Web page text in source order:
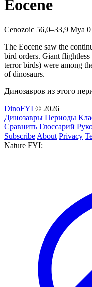
Eocene
Cenozoic 56,0–33,9 Mya
The Eocene saw the
bird orders. Giant
terror birds) were among
of dinosaurs.
Динозавров из этого
DinoFYI © 2026
Динозавры Периоды
Сравнить Глоссарий
Subscribe About Privacy
Nature FYI: